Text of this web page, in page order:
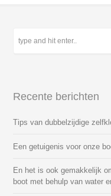
Recente berichten
Tips van dubbelzijdige
Een getuigenis voor onze
En het is ook gemakkelijk
boot met behulp van water